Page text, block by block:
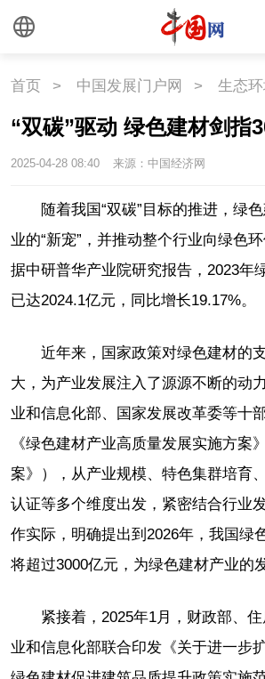
首页 > 中国发展门户网 > 生态
“双碳”驱动 绿色建材剑指
2025-04-28 08:40 来源：中国经济网
随着我国“双碳”目标的推进，绿
业的“新宠”，并推动整个行业向绿色
据中研普华产业院研究报告，2023年
已达2024.1亿元，同比增长19.17%。
近年来，国家政策对绿色建材的
大，为产业发展注入了源源不断的动
业和信息化部、国家发展改革委等十
《绿色建材产业高质量发展实施方案
案》），从产业规模、特色集群培育
认证等多个维度出发，紧密结合行业
作实际，明确提出到2026年，我国绿
将超过3000亿元，为绿色建材产业的
紧接着，2025年1月，财政部、
业和信息化部联合印发《关于进一步